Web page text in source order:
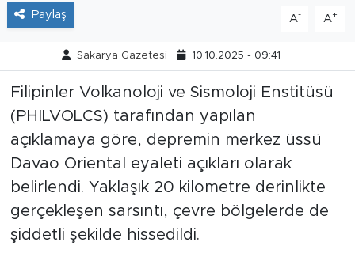
Paylaş A- A+
Sakarya Gazetesi 10.10.2025 - 09:41
Filipinler Volkanoloji ve Sismoloji Enstitüsü
(PHILVOLCS) tarafından yapılan
açıklamaya göre, depremin merkez üssü
Davao Oriental eyaleti açıkları olarak
belirlendi. Yaklaşık 20 kilometre derinlikte
gerçekleşen sarsıntı, çevre bölgelerde de
şiddetli şekilde hissedildi.
Foto Şaka
Teknoloji
Politika